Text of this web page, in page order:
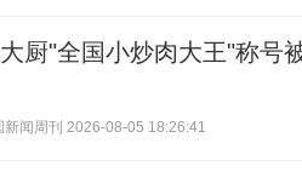
厨"全国小炒肉大王"称号
新闻周刊 2026-08-05 18:26:41